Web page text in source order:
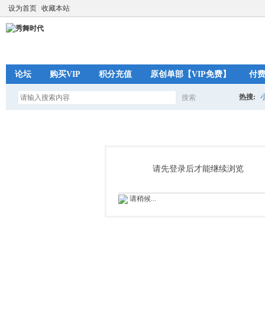
设为首页 收藏本站
论坛 购买VIP 积分充值 原创单部【VIP免费】 付
搜索
索
热搜:
请先登录后才能继续浏览
请稍候...